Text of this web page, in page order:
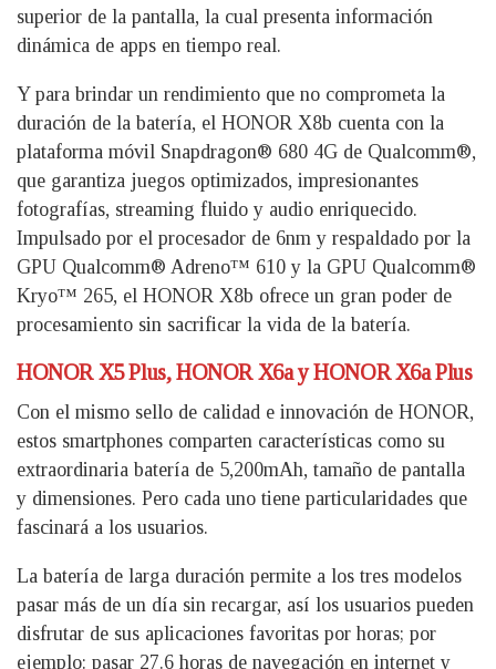
superior de la pantalla, la cual presenta información
dinámica de apps en tiempo real.
Y para brindar un rendimiento que no comprometa la
duración de la batería, el HONOR X8b cuenta con la
plataforma móvil Snapdragon® 680 4G de Qualcomm®,
que garantiza juegos optimizados, impresionantes
fotografías, streaming fluido y audio enriquecido.
Impulsado por el procesador de 6nm y respaldado por la
GPU Qualcomm® Adreno™ 610 y la GPU Qualcomm®
Kryo™ 265, el HONOR X8b ofrece un gran poder de
procesamiento sin sacrificar la vida de la batería.
HONOR X5 Plus, HONOR X6a y HONOR X6a Plus
Con el mismo sello de calidad e innovación de HONOR,
estos smartphones comparten características como su
extraordinaria batería de 5,200mAh, tamaño de pantalla
y dimensiones. Pero cada uno tiene particularidades que
fascinará a los usuarios.
La batería de larga duración permite a los tres modelos
pasar más de un día sin recargar, así los usuarios pueden
disfrutar de sus aplicaciones favoritas por horas; por
ejemplo: pasar 27.6 horas de navegación en internet y